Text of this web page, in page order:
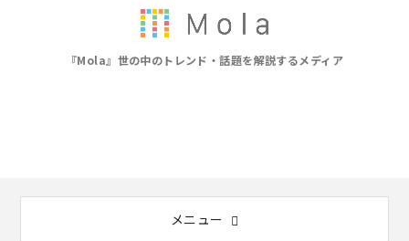
『Mola』世の中のトレンド・話題を解説するメディア
メニュー